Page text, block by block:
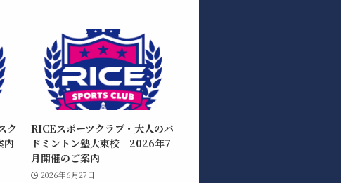
ク
内
RICEスポーツクラブ・大人のバ
ドミントン塾大東校 2026年7
月開催のご案内
2026年6月27日